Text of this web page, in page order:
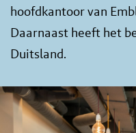
hoofdkantoor van
Daarnaast heeft het
Duitsland.